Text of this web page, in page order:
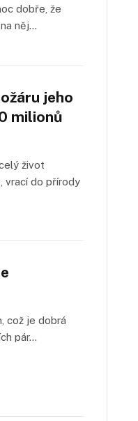
dobře, že
něj…
jeho
milionů
život
vrací do přírody
což je dobrá
pár…